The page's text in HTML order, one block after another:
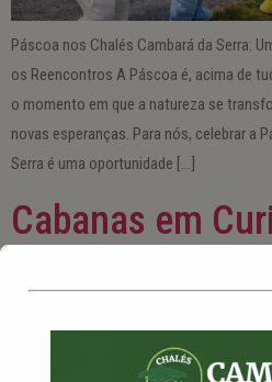
Páscoa nos Chalés Cambará da Serra:
os Reencontros A Páscoa é, acima de
o momento em que a natureza se
novas esperanças. Para nós, celebrar a
Serra é uma oportunidade […]
Cabanas em
Próximos